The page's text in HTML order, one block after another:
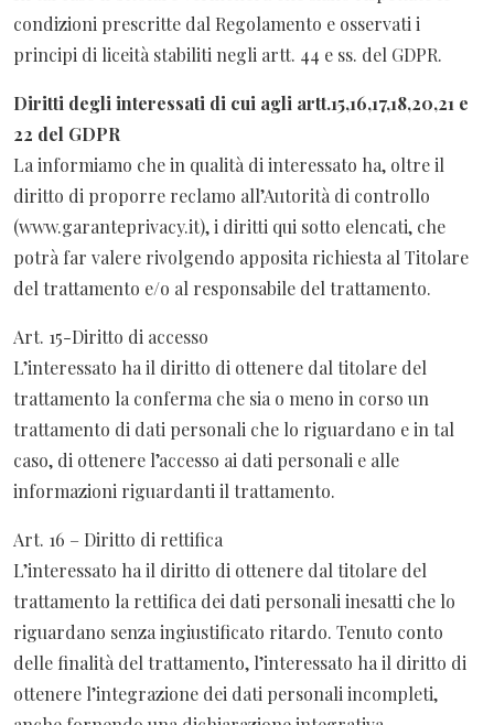
condizioni prescritte dal Regolamento e osservati i
principi di liceità stabiliti negli artt. 44 e ss. del GDPR.
Diritti degli interessati di cui agli artt.15,16,17,18,20,21 e
22 del GDPR
La informiamo che in qualità di interessato ha, oltre il
diritto di proporre reclamo all’Autorità di controllo
(www.garanteprivacy.it), i diritti qui sotto elencati, che
potrà far valere rivolgendo apposita richiesta al Titolare
del trattamento e/o al responsabile del trattamento.
Art. 15-Diritto di accesso
L’interessato ha il diritto di ottenere dal titolare del
trattamento la conferma che sia o meno in corso un
trattamento di dati personali che lo riguardano e in tal
caso, di ottenere l’accesso ai dati personali e alle
informazioni riguardanti il trattamento.
Art. 16 – Diritto di rettifica
L’interessato ha il diritto di ottenere dal titolare del
trattamento la rettifica dei dati personali inesatti che lo
riguardano senza ingiustificato ritardo. Tenuto conto
delle finalità del trattamento, l’interessato ha il diritto di
ottenere l’integrazione dei dati personali incompleti,